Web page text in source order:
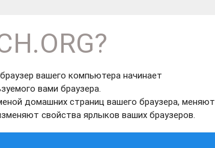
вашего компьютера начинает
вами браузера.
домашних страниц вашего браузера, меняют
свойства ярлыков ваших браузеров.